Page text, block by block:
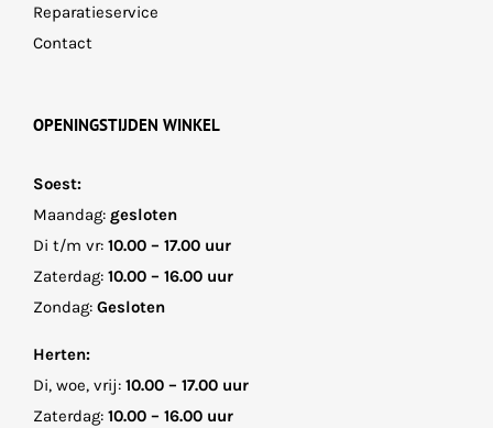
Reparatieservice
Contact
OPENINGSTIJDEN WINKEL
Soest:
Maandag: gesloten
Di t/m vr: 10.00 – 17.00 uur
Zaterdag: 10.00 – 16.00 uur
Zondag: Gesloten
Herten:
Di, woe, vrij: 10.00 – 17.00 uur
Zaterdag: 10.00 – 16.00 uur